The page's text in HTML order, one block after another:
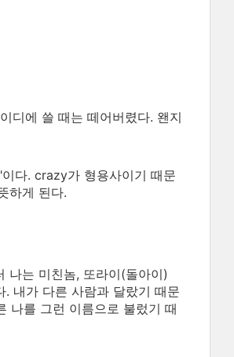
디에 쓸 때는 떼어버렸다. 왠지
다. crazy가 형용사이기 때문
하게 된다.
나는 미친놈, 또라이(돌아이)
내가 다른 사람과 달랐기 때문
나를 그런 이름으로 불렀기 때